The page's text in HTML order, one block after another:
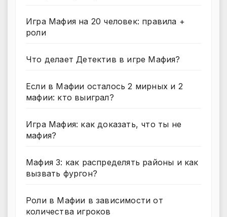
Игра Мафия на 20 человек: правила +
роли
Что делает Детектив в игре Мафия?
Если в Мафии осталось 2 мирных и 2
мафии: кто выиграл?
Игра Мафия: как доказать, что ты не
мафия?
Мафия 3: как распределять районы и как
вызвать фургон?
Роли в Мафии в зависимости от
количества игроков